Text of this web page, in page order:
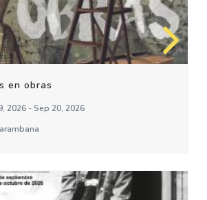
en obras
2026 - Sep 20, 2026